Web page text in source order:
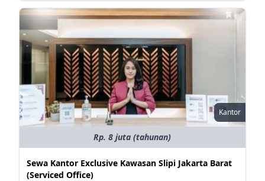
Kantor
Rp. 8 juta (tahunan)
Sewa Kantor Exclusive Kawasan Slipi Jakarta Barat
(Serviced Office)